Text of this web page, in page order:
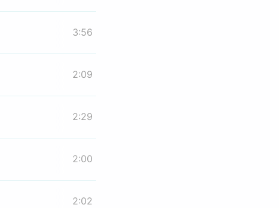
3:56
2:09
2:29
2:00
2:02